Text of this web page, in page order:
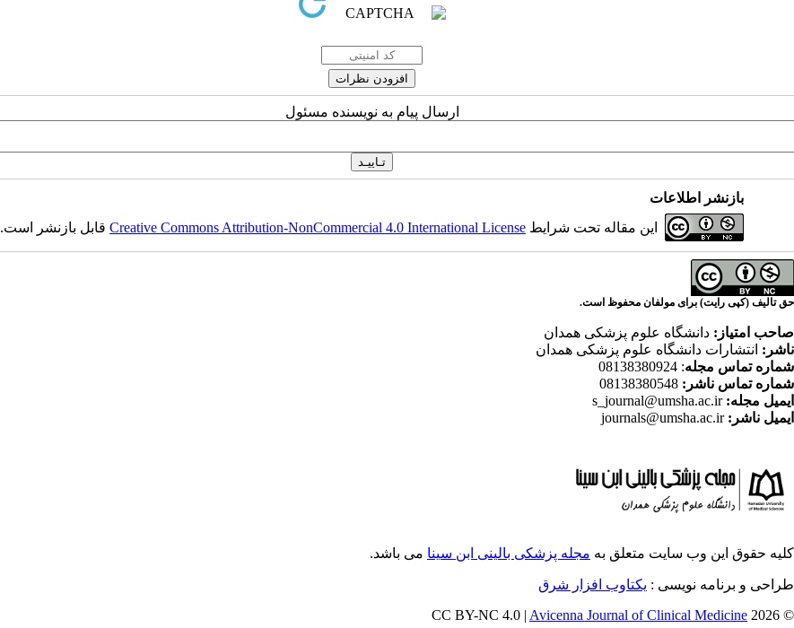
ارسال پیام به نویسنده مسئول
بازنشر اطلاعات
این مقاله تحت شرایط Creative Commons Attribution-NonCommercial 4.0 International Licenseقابل بازنشر است.
حق تالیف (کپی رایت) برای مولفان محفوظ است.
صاحب امتیاز: دانشگاه علوم پزشکی همدان
ناشر: انتشارات دانشگاه علوم پزشکی همدان
شماره تماس مجله: 08138380924
شماره تماس ناشر:
ایمیل مجله: s_journal@umsha.ac.ir
ایمیل ناشر: journals@umsha.ac.ir
کلیه حقوق این وب سایت متعلق به مجله پزشکی بالینی ابن سینا می باشد.
طراحی و برنامه نویسی : یکتاوب افزار شرق
© 2026 CC BY-NC 4.0 |
Avicenna Journal of Clinical Medicine